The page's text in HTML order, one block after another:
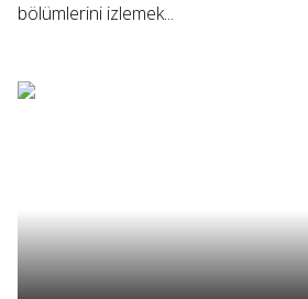
bölümlerini izlemek...